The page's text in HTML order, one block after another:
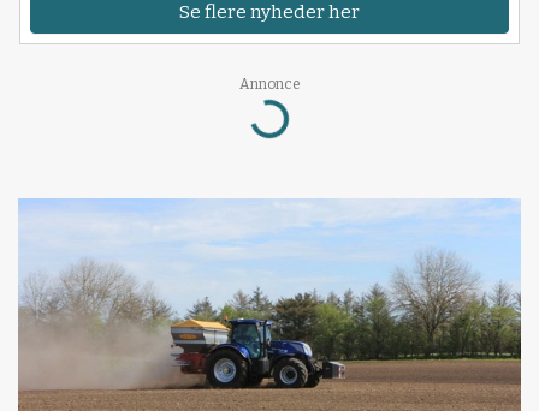
Se flere nyheder her
Annonce
Loading...